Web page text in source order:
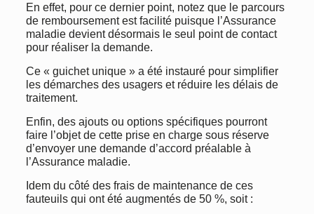
En effet, pour ce dernier point, notez que le parcours
de remboursement est facilité puisque l’Assurance
maladie devient désormais le seul point de contact
pour réaliser la demande.
Ce « guichet unique » a été instauré pour simplifier
les démarches des usagers et réduire les délais de
traitement.
Enfin, des ajouts ou options spécifiques pourront
faire l’objet de cette prise en charge sous réserve
d’envoyer une demande d’accord préalable à
l’Assurance maladie.
Idem du côté des frais de maintenance de ces
fauteuils qui ont été augmentés de 50 %, soit :